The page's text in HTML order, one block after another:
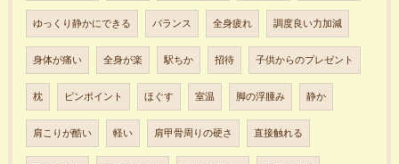
ゆっくり静かにできる バランス 全身疲れ 調度良い力加減
身体が痛い 全身が楽 駅ちか 招待 子供からのプレゼント
枕 ピンポイント ほぐす 室温 脚の浮腫み 静か
肩こりが酷い 軽い 肩甲骨周りの硬さ 直接触れる